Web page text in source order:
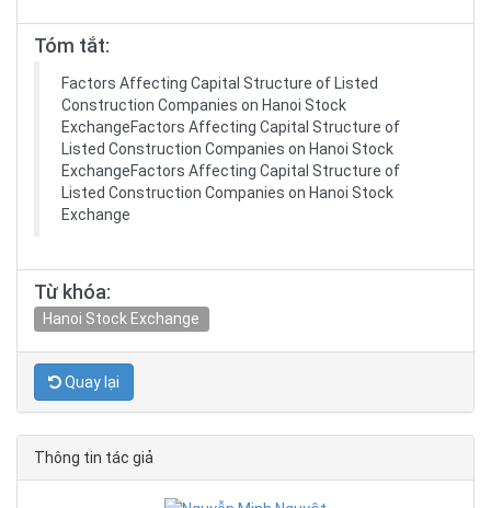
Tóm tắt:
Factors Affecting Capital Structure of Listed
Construction Companies on Hanoi Stock
ExchangeFactors Affecting Capital Structure of
Listed Construction Companies on Hanoi Stock
ExchangeFactors Affecting Capital Structure of
Listed Construction Companies on Hanoi Stock
Exchange
Từ khóa:
Hanoi Stock Exchange
Quay lại
Thông tin tác giả